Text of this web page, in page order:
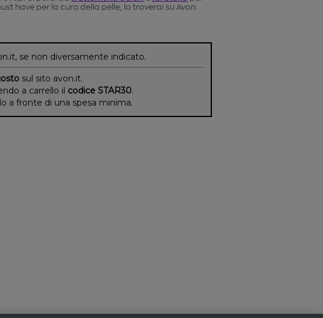
have per la cura della pelle, lo troverai su Avon.
se non diversamente indicato.
sul sito avon.it.
a carrello il codice STAR30.
a fronte di una spesa minima.